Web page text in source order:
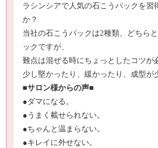
ラシンシアで人気の石こうパックを習
か？
当社の石こうパックは2種類、どちら
ックですが、
難点は混ぜる時にちょっとしたコツが
少し堅かったり、緩かったり、成型が
■サロン様からの声■
●ダマになる。
● うまく載せられない。
●ちゃんと温まらない。
●キレイに外せない。